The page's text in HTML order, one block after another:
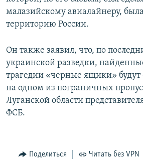
малазийскому авиалайнеру,
территорию России.
Он также заявил, что, по
украинской разведки,
трагедии «черные ящики» будут
на одном из пограничных
Луганской области
ФСБ.
Поделиться Читать без VPN